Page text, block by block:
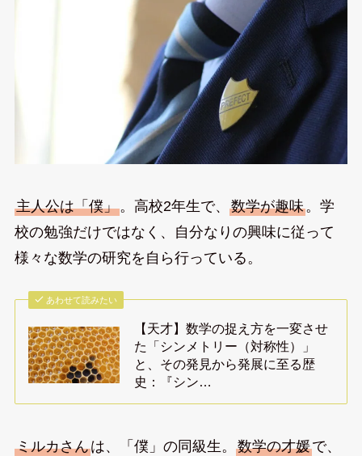
主人公は「僕」。高校2年生で、 数学が趣味。学
校の勉強だけではなく、自分なりの興味に従って
様々な数学の研究を自ら行っている。
あわせて読みたい
【天才】数学の捉え方を一変させ
た「シンメトリー（対称性）」
と、その発見から発展に至る歴
史：『シン…
ミルカさんは、「僕」の同級生。 数学の才媛で、